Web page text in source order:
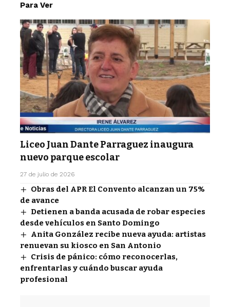
Para Ver
Liceo Juan Dante Parraguez inaugura
nuevo parque escolar
27 de julio de 2026
Obras del APR El Convento alcanzan un 75%
de avance
Detienen a banda acusada de robar especies
desde vehículos en Santo Domingo
Anita González recibe nueva ayuda: artistas
renuevan su kiosco en San Antonio
Crisis de pánico: cómo reconocerlas,
enfrentarlas y cuándo buscar ayuda
profesional